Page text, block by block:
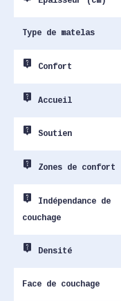
Type de matelas
live_help Confort
live_help Accueil
live_help Soutien
live_help Zones de confort
live_help
Indépendance de
couchage
live_help Densité
Face de couchage